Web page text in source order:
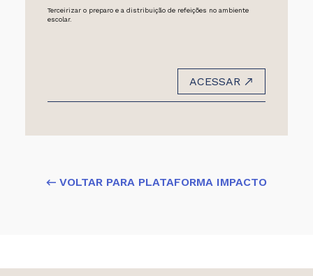
Terceirizar o preparo e a distribuição de refeições no ambiente
escolar.
ACESSAR
← VOLTAR PARA PLATAFORMA IMPACTO